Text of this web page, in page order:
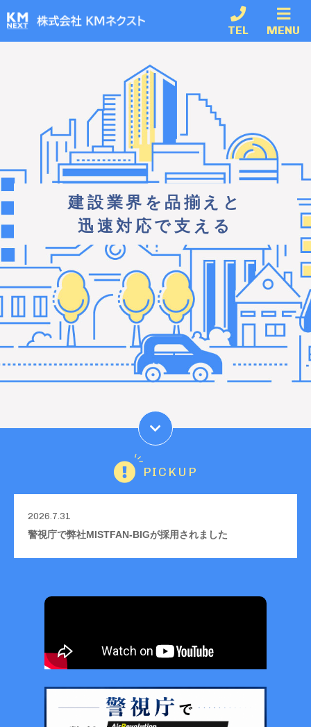
TEL MENU
建設業界を品揃えと
迅速対応で支える
PICKUP
2026.7.31
警視庁で弊社MISTFAN-BIGが採用されました